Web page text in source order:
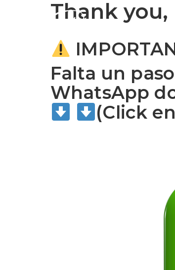
Thank
Falta un
WhatsApp
(Click